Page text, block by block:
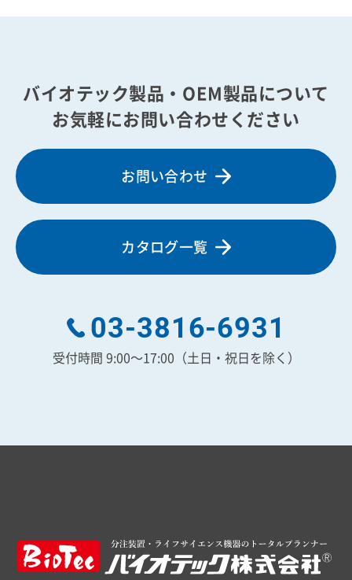
バイオテック製品・OEM製品について
お気軽にお問い合わせください
お問い合わせ
カタログ一覧
03-3816-6931
受付時間 9:00～17:00（土日・祝日を除く）